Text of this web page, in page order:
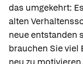
das umgekehrt:
alten
neue entstanden
brauchen Sie viel
neu zu